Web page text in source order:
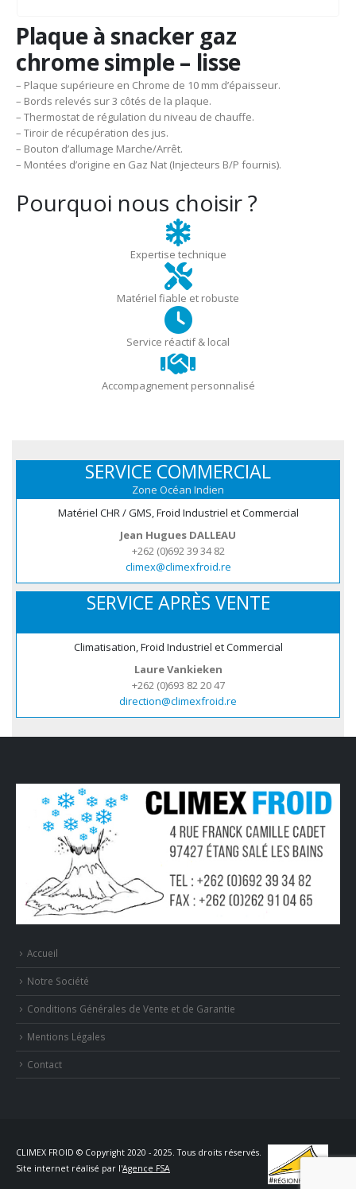
Plaque à snacker gaz
chrome simple – lisse
– Plaque supérieure en Chrome de 10 mm d’épaisseur.
– Bords relevés sur 3 côtés de la plaque.
– Thermostat de régulation du niveau de chauffe.
– Tiroir de récupération des jus.
– Bouton d’allumage Marche/Arrêt.
– Montées d’origine en Gaz Nat (Injecteurs B/P fournis).
Pourquoi nous choisir ?
Expertise technique
Matériel fiable et robuste
Service réactif & local
Accompagnement personnalisé
SERVICE COMMERCIAL
Zone Océan Indien
Matériel CHR / GMS, Froid Industriel et Commercial
Jean Hugues DALLEAU
+262 (0)692 39 34 82
climex@climexfroid.re
SERVICE APRÈS VENTE
Climatisation, Froid Industriel et Commercial
Laure Vankieken
+262 (0)693 82 20 47
direction@climexfroid.re
Accueil
Notre Société
Conditions Générales de Vente et de Garantie
Mentions Légales
Contact
CLIMEX FROID © Copyright 2020 - 2025. Tous droits réservés.
Site internet réalisé par l'Agence FSA